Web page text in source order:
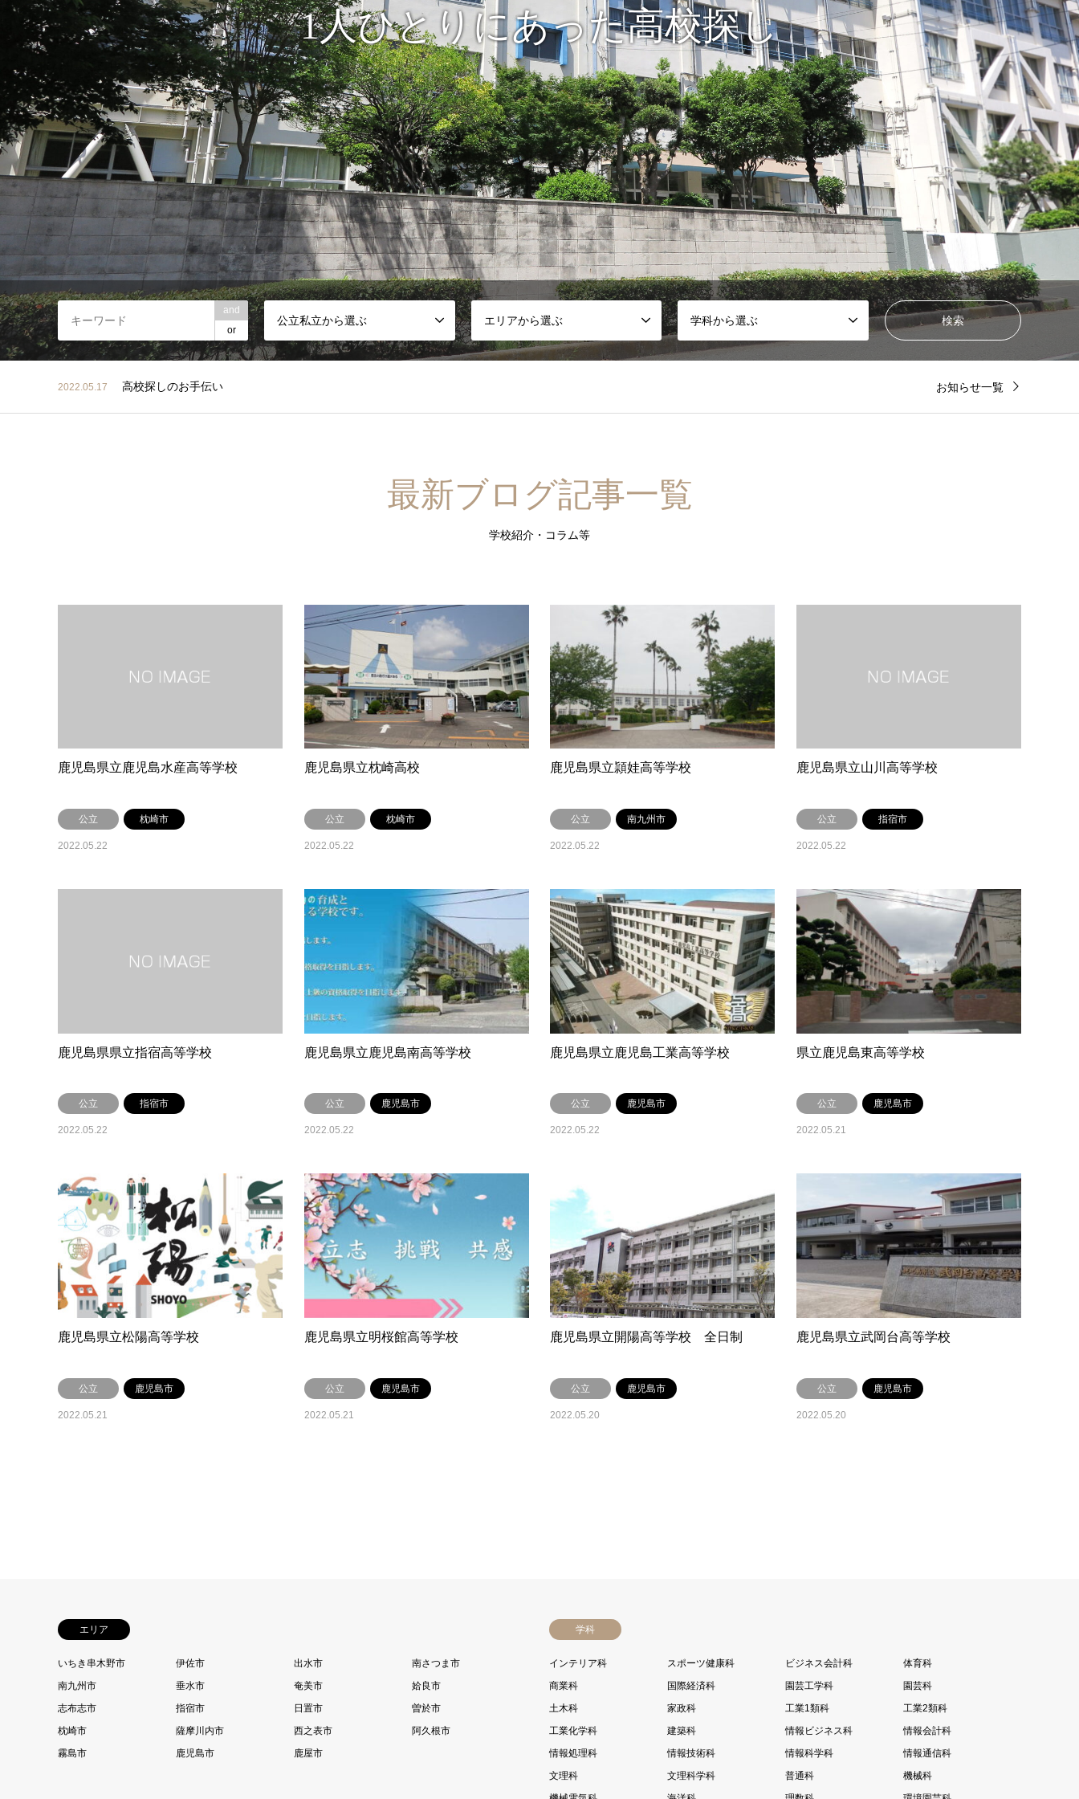
1人ひとりにあった高校探し
and
or
公立私立から選ぶ エリアから選ぶ 学科から選ぶ
2022.05.17 高校探しのお手伝い お知らせ一覧
最新ブログ記事一覧
学校紹介・コラム等
鹿児島県立鹿児島水産高等学校
公立 枕崎市
2022.05.22
鹿児島県立枕崎高校
公立 枕崎市
2022.05.22
鹿児島県立頴娃高等学校
公立 南九州市
2022.05.22
鹿児島県立山川高等学校
公立 指宿市
2022.05.22
鹿児島県県立指宿高等学校
公立 指宿市
2022.05.22
鹿児島県立鹿児島南高等学校
公立 鹿児島市
2022.05.22
鹿児島県立鹿児島工業高等学校
公立 鹿児島市
2022.05.22
県立鹿児島東高等学校
公立 鹿児島市
2022.05.21
鹿児島県立松陽高等学校
公立 鹿児島市
2022.05.21
鹿児島県立明桜館高等学校
公立 鹿児島市
2022.05.21
鹿児島県立開陽高等学校 全日制
公立 鹿児島市
2022.05.20
鹿児島県立武岡台高等学校
公立 鹿児島市
2022.05.20
エリア
いちき串木野市 伊佐市 出水市
南さつま市
南九州市
垂水市 奄美市
姶良市
志布志市
指宿市 日置市
曽於市
枕崎市
薩摩川内市 西之表市
阿久根市
霧島市
鹿児島市 鹿屋市
学科
インテリア科 スポーツ健康科 ビジネス会計科
体育科
商業科
国際経済科 園芸工学科
園芸科
土木科
家政科 工業1類科
工業2類科
工業化学科
建築科 情報ビジネス科
情報会計科
情報処理科
情報技術科 情報科学科
情報通信科
文理科
文理科学科 普通科
機械科